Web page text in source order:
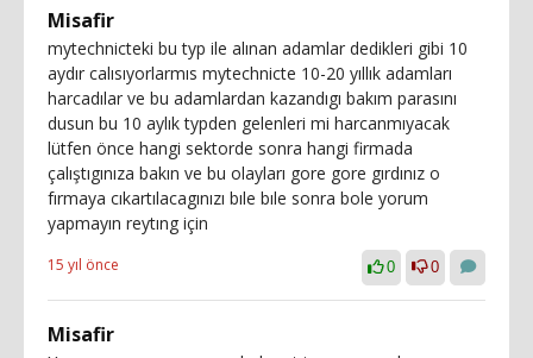
Misafir
mytechnicteki bu typ ile alınan adamlar dedikleri gibi 10
aydır calısıyorlarmıs mytechnicte 10-20 yıllık adamları
harcadılar ve bu adamlardan kazandıgı bakım parasını
dusun bu 10 aylık typden gelenleri mi harcanmıyacak
lütfen önce hangi sektorde sonra hangi firmada
çalıştıgınıza bakın ve bu olayları gore gore gırdınız o
fırmaya cıkartılacagınızı bıle bıle sonra bole yorum
yapmayın reytıng için
15 yıl önce 0 0
Misafir